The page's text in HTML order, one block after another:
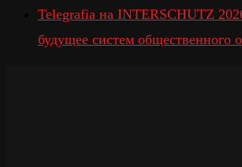
Telegrafia на INTERSCHUTZ
будущее систем общественного